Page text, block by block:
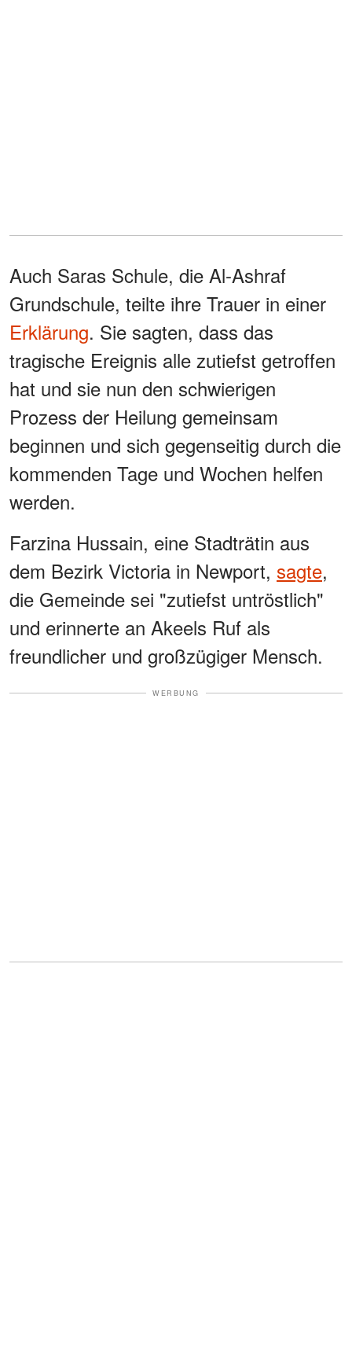
Auch Saras Schule, die Al-Ashraf
Grundschule, teilte ihre Trauer in einer
Erklärung. Sie sagten, dass das
tragische Ereignis alle zutiefst getroffen
hat und sie nun den schwierigen
Prozess der Heilung gemeinsam
beginnen und sich gegenseitig durch die
kommenden Tage und Wochen helfen
werden.
Farzina Hussain, eine Stadträtin aus
dem Bezirk Victoria in Newport, sagte,
die Gemeinde sei "zutiefst untröstlich"
und erinnerte an Akeels Ruf als
freundlicher und großzügiger Mensch.
WERBUNG